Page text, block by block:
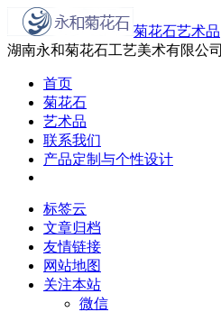
菊花石艺术品
湖南永和菊花石工艺美术有限公司
首页
菊花石
艺术品
联系我们
产品定制与个性设计
标签云
文章归档
友情链接
网站地图
关注本站
微信